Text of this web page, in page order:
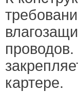
картере.